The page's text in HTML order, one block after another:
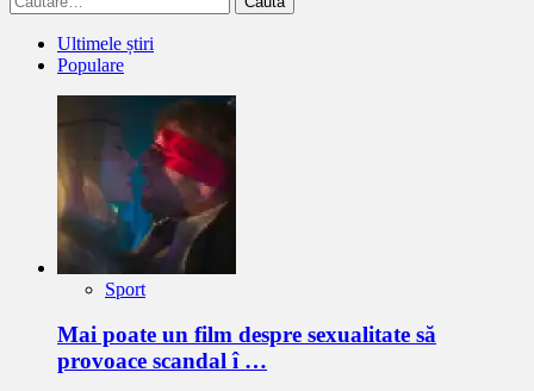
după:
Ultimele știri
Populare
Sport
Mai poate un film despre sexualitate să
provoace scandal î …